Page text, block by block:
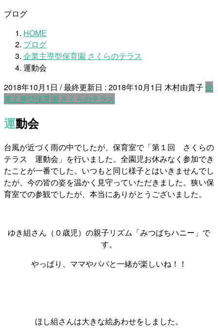
ブログ
HOME
ブログ
企業主導型保育園 さくらのテラス
運動会
2018年10月1日 / 最終更新日 : 2018年10月1日 木村由貴子 企
業主導型保育園 さくらのテラス
運動会
台風が近づく雨の中でしたが、保育室で「第１回 さくらの
テラス 運動会」を行いました。全園児お休みなく参加でき
たことが一番でした。いつもと同じ様子とはいきませんでし
たが、今の皆の姿を温かく見守っていただきました。狭い保
育室での参観でしたが、本当にありがとうございました。
ゆき組さん（０歳児）の親子リズム「みつばちハニー」で
す。
やっぱり、ママやパパと一緒が楽しいね！！
ほし組さんは大きな絵あわせをしました。